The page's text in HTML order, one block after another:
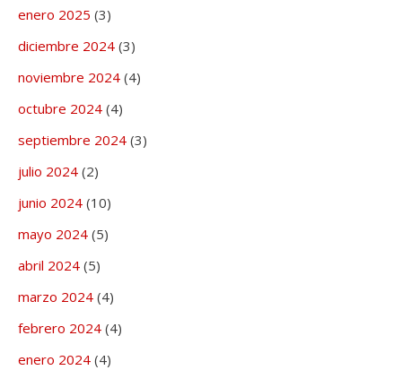
enero 2025 (3)
diciembre 2024 (3)
noviembre 2024 (4)
octubre 2024 (4)
septiembre 2024 (3)
julio 2024 (2)
junio 2024 (10)
mayo 2024 (5)
abril 2024 (5)
marzo 2024 (4)
febrero 2024 (4)
enero 2024 (4)